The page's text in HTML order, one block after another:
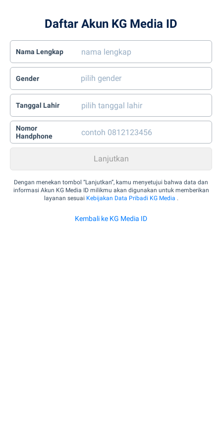
Daftar Akun KG Media ID
Nama Lengkap
Gender
Tanggal Lahir
Nomor
Handphone
Dengan menekan tombol “Lanjutkan”, kamu menyetujui bahwa data dan
informasi Akun KG Media ID milikmu akan digunakan untuk memberikan
layanan sesuai Kebijakan Data Pribadi KG Media .
Kembali ke KG Media ID